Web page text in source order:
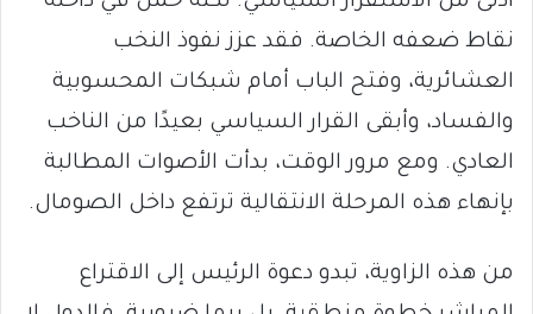
نقاط ضعفه الخاصة. فقد عزز نفوذ النخب
العشائرية، وفتح الباب أمام شبكات المحسوبية
والفساد، وأبقى القرار السياسي بعيدًا من الناخب
العادي. ومع مرور الوقت، بدأت الأصوات المطالبة
بإنهاء هذه المرحلة الانتقالية ترتفع داخل الصومال.
من هذه الزاوية، تبدو دعوة الرئيس إلى الاقتراع